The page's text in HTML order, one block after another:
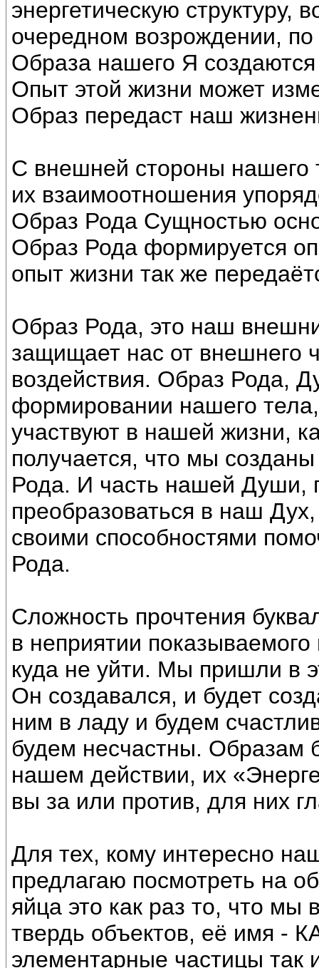
энергетическую
очередном возрождении,
Образа нашего Я
Опыт этой жизни может
Образ передаст наш
С внешней стороны нашего
их взаимоотношения
Образ Рода Сущностью
Образ Рода формируется
опыт жизни так же
Образ Рода, это наш
защищает нас от внешнего
воздействия. Образ Рода,
формировании нашего
участвуют в нашей жизни,
получается, что мы
Рода. И часть нашей Души,
преобразоваться в наш
своими способностями
Рода.
Сложность прочтения
в неприятии
куда не уйти. Мы пришли в
Он создавался, и будет
ним в ладу и будем
будем несчастны. Образам
нашем действии, их
вы за или против, для них
Для тех, кому интересно
предлагаю посмотреть на
яйца это как раз то, что
твердь объектов, её имя -
элементарные частицы так